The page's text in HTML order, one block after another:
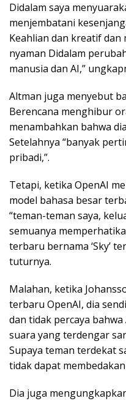
Didalam saya
menjembatani
Keahlian dan kreatif
nyaman Didalam
manusia dan AI,”
Altman juga menyebut
Berencana menghibur
menambahkan bahwa
Setelahnya “banyak
pribadi,”.
Tetapi, ketika OpenAI
model bahasa besar
“teman-teman saya,
semuanya
terbaru bernama ‘Sky’
tuturnya.
Malahan, ketika
terbaru OpenAI, dia
dan tidak percaya
suara yang terdengar
Supaya teman terdekat
tidak dapat
Dia juga